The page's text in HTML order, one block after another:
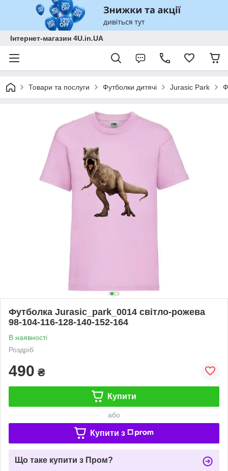
Інтернет-магазин 4U.in.UA
Товари та послуги Футболки дитячі Jurasic Park
Футболка Jurasic_park_0014 світло-рожева
98-104-116-128-140-152-164
В наявності
Роздріб
490 ₴
Купити
або
Купити з
Що таке купити з Пром?